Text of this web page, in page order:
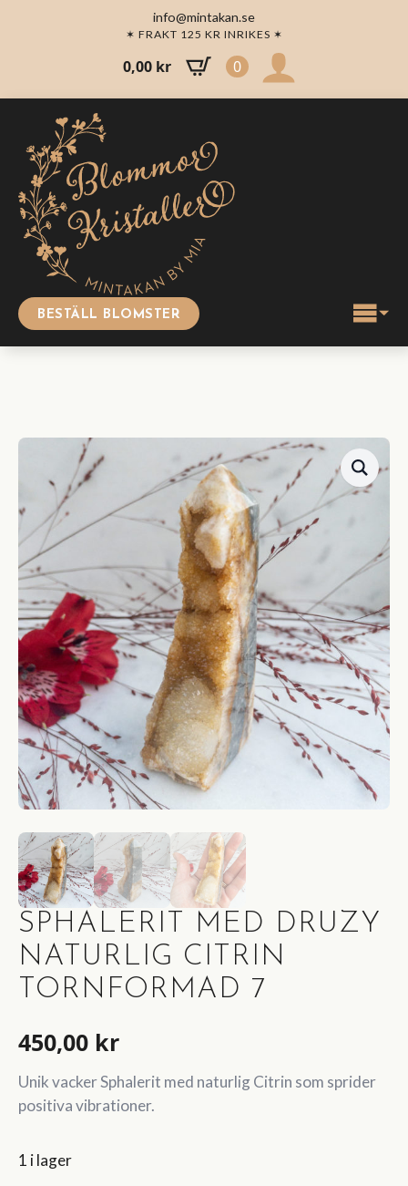
info@mintakan.se
✶ FRAKT 125 KR INRIKES ✶
0,00 kr 0
BESTÄLL BLOMSTER
SPHALERIT MED DRUZY
NATURLIG CITRIN
TORNFORMAD 7
450,00 kr
Unik vacker Sphalerit med naturlig Citrin som sprider
positiva vibrationer.
1 i lager